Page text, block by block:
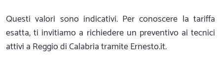
Questi valori sono indicativi. Per conoscere la tariffa
esatta, ti invitiamo a richiedere un preventivo ai tecnici
attivi a Reggio di Calabria tramite Ernesto.it.